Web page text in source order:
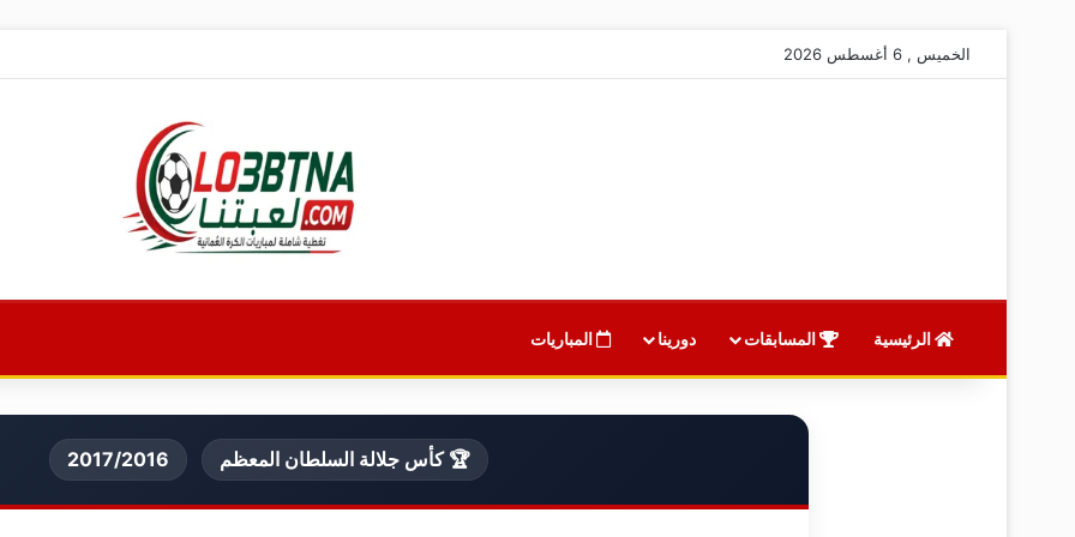
الخميس , 6 أغسطس 2026
الرئيسية المسابقات دورينا المباريات
🏆 كأس جلالة السلطان المعظم 2017/2016